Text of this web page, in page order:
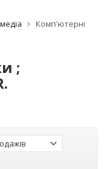
Комп'ютерні
;